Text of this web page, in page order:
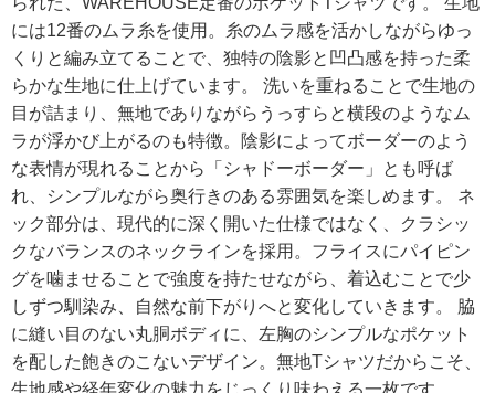
には12番のムラ糸を使用。糸のムラ感を活かしながらゆっ
くりと編み立てることで、独特の陰影と凹凸感を持った柔
らかな生地に仕上げています。 洗いを重ねることで生地の
目が詰まり、無地でありながらうっすらと横段のようなム
ラが浮かび上がるのも特徴。陰影によってボーダーのよう
な表情が現れることから「シャドーボーダー」とも呼ば
れ、シンプルながら奥行きのある雰囲気を楽しめます。 ネ
ック部分は、現代的に深く開いた仕様ではなく、クラシッ
クなバランスのネックラインを採用。フライスにパイピン
グを噛ませることで強度を持たせながら、着込むことで少
しずつ馴染み、自然な前下がりへと変化していきます。 脇
に縫い目のない丸胴ボディに、左胸のシンプルなポケット
を配した飽きのこないデザイン。無地Tシャツだからこそ、